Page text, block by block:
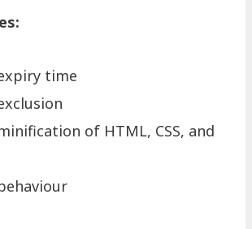
time
of HTML, CSS, and